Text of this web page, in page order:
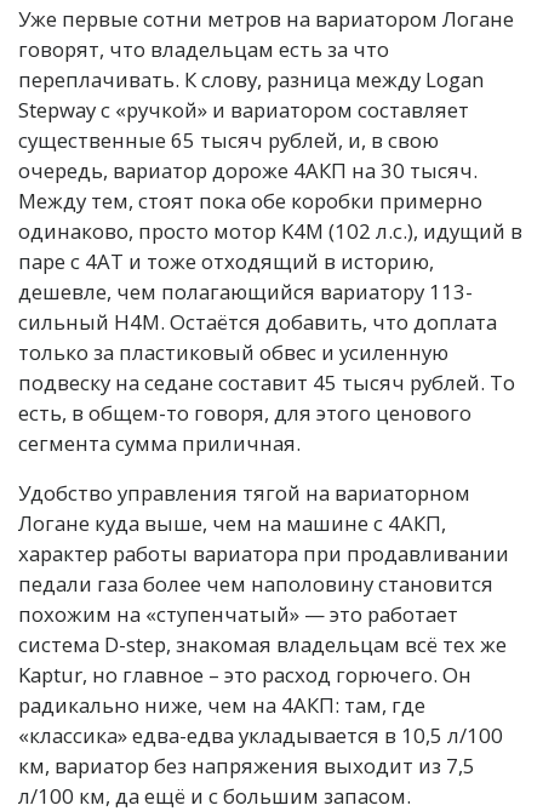
Уже первые сотни метров на вариатором Логане
говорят, что владельцам есть за что
переплачивать. К слову, разница между Logan
Stepway с «ручкой» и вариатором составляет
существенные 65 тысяч рублей, и, в свою
очередь, вариатор дороже 4АКП на 30 тысяч.
Между тем, стоят пока обе коробки примерно
одинаково, просто мотор K4M (102 л.с.), идущий в
паре с 4АТ и тоже отходящий в историю,
дешевле, чем полагающийся вариатору 113-
сильный H4M. Остаётся добавить, что доплата
только за пластиковый обвес и усиленную
подвеску на седане составит 45 тысяч рублей. То
есть, в общем-то говоря, для этого ценового
сегмента сумма приличная.
Удобство управления тягой на вариаторном
Логане куда выше, чем на машине с 4АКП,
характер работы вариатора при продавливании
педали газа более чем наполовину становится
похожим на «ступенчатый» — это работает
система D-step, знакомая владельцам всё тех же
Kaptur, но главное – это расход горючего. Он
радикально ниже, чем на 4АКП: там, где
«классика» едва-едва укладывается в 10,5 л/100
км, вариатор без напряжения выходит из 7,5
л/100 км, да ещё и с большим запасом.